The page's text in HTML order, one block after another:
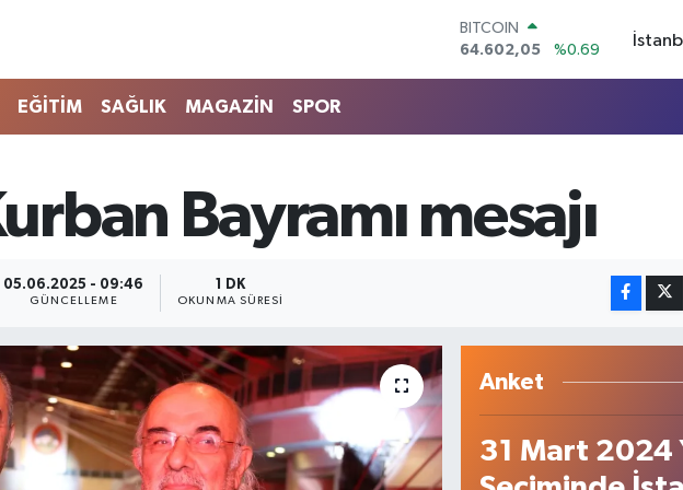
DOLAR
47,5986
%0.06
EURO
%0.32
BİST100
13.768
%48
EĞİTİM SAĞLIK MAGAZİN SPOR
Bayramı mesajı
05.06.2025 - 09:46
GÜNCELLEME
1 DK
OKUNMA SÜRESI
Anket
31 Mart 2024